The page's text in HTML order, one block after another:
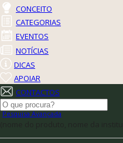
CONCEITO
CATEGORIAS
EVENTOS
NOTÍCIAS
DICAS
APOIAR
CONTACTOS
Pesquisa Avançada